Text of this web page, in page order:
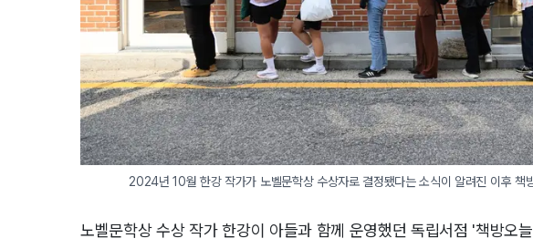
2024년 10월 한강 작가가 노벨문학상 수상자로 결정됐다는 소식이 알려진 이후 책
노벨문학상 수상 작가 한강이 아들과 함께 운영했던 독립서점 '책방오